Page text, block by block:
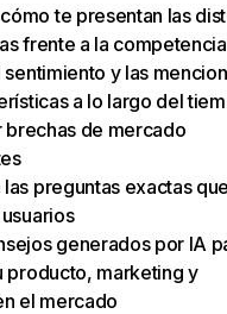
te presentan las
frente a la competencia
sentimiento y las
a lo largo del
brechas de mercado
preguntas exactas
generados por IA
producto, marketing y
el mercado